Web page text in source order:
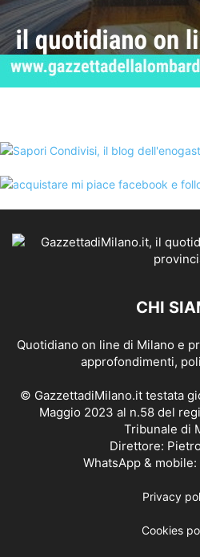
CHI
Quotidiano on line di Milano e
approfondimenti,
© GazzettadiMilano.it testata
Maggio 2023 al n.58 del
Tribunale di
Direttore:
WhatsApp &
Privacy
Cookies